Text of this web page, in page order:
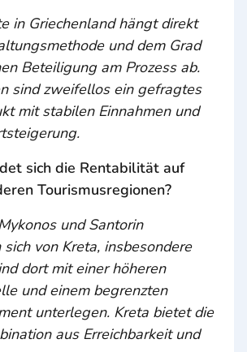
in Griechenland hängt direkt
und dem Grad
Beteiligung am Prozess ab.
sind zweifellos ein gefragtes
mit stabilen Einnahmen und
sich die Rentabilität auf
Tourismusregionen?
und Santorin
von Kreta, insbesondere
dort mit einer höheren
und einem begrenzten
unterlegen. Kreta bietet die
aus Erreichbarkeit und